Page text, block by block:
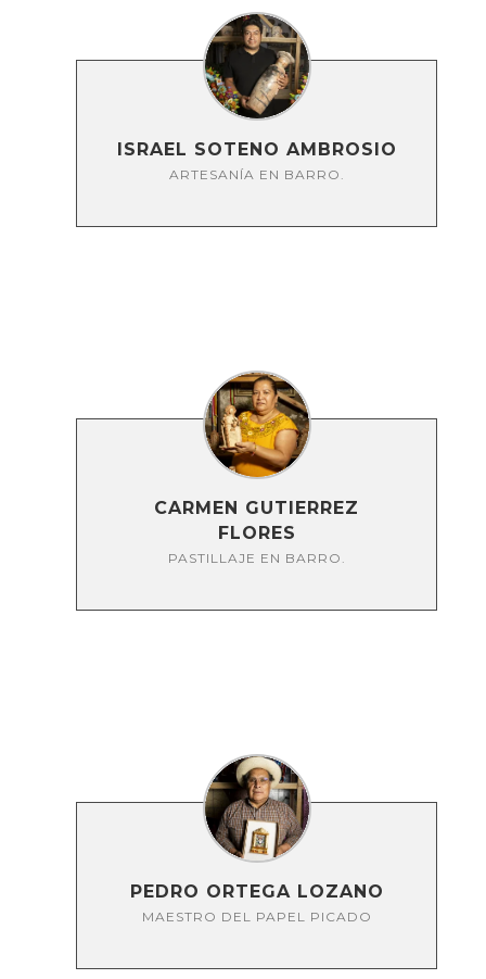
ISRAEL SOTENO AMBROSIO
ARTESANÍA EN BARRO.
CARMEN GUTIERREZ
FLORES
PASTILLAJE EN BARRO.
PEDRO ORTEGA LOZANO
MAESTRO DEL PAPEL PICADO